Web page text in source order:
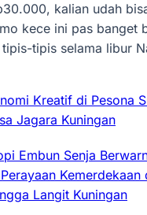
kalian udah
kece ini pas banget
tipis selama libur
Kreatif di Pesona
Jagara Kuningan
Embun Senja
Kemerdekaan
Langit Kuningan